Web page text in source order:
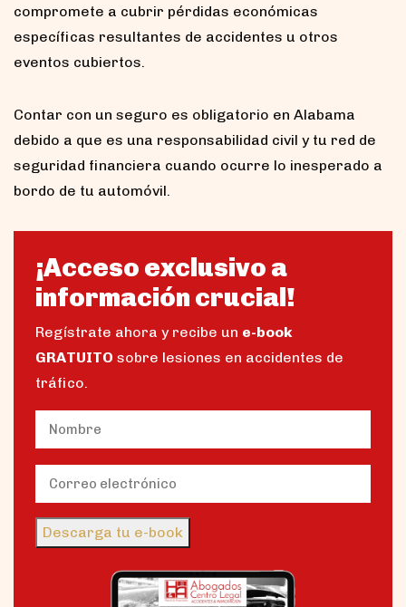
compromete a cubrir pérdidas económicas
específicas resultantes de accidentes u otros
eventos cubiertos.
Contar con un seguro es obligatorio en Alabama
debido a que es una responsabilidad civil y tu red de
seguridad financiera cuando ocurre lo inesperado a
bordo de tu automóvil.
¡Acceso exclusivo a
información crucial!
Regístrate ahora y recibe un e-book
GRATUITO sobre lesiones en accidentes de
tráfico.
Name (Obligatorio)
Nombre
Email (Obligatorio)
Descarga tu e-book